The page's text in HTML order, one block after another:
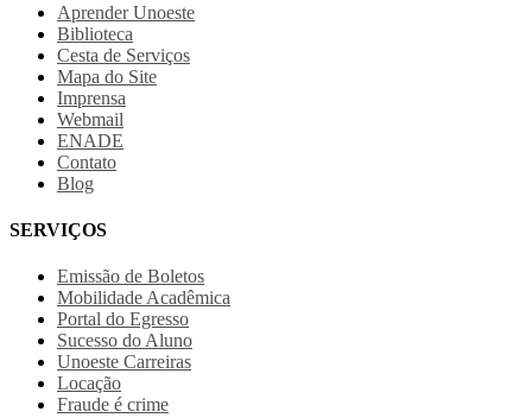
Aprender Unoeste
Biblioteca
Cesta de Serviços
Mapa do Site
Imprensa
Webmail
ENADE
Contato
Blog
SERVIÇOS
Emissão de Boletos
Mobilidade Acadêmica
Portal do Egresso
Sucesso do Aluno
Unoeste Carreiras
Locação
Fraude é crime